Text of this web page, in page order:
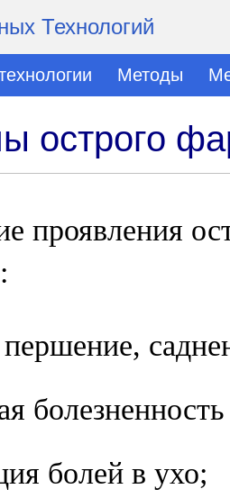
Технологий
Методы
острого
проявления
болей в ухо;